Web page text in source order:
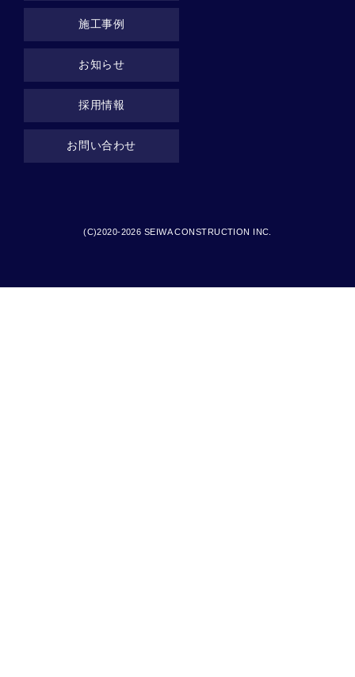
施工事例
お知らせ
採用情報
お問い合わせ
(C)2020-2026 SEIWA CONSTRUCTION INC.